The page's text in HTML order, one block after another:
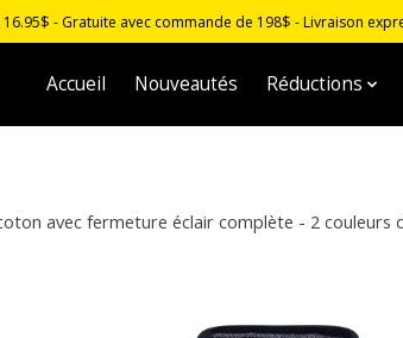
- Gratuite avec commande de 198$ - Livraison
Accueil Nouveautés Réductions
avec fermeture éclair complète - 2 couleurs